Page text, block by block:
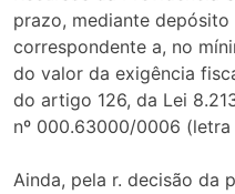
prazo, mediante
correspondente a, no
do valor da exigência
do artigo 126, da Lei
nº 000.63000/0006 (letra
Ainda, pela r. decisão da